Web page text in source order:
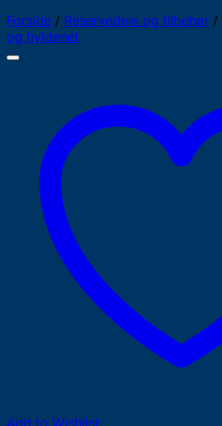
Forside / Reservedele og tilbehør /
og hyldenet
Add to Wishlist